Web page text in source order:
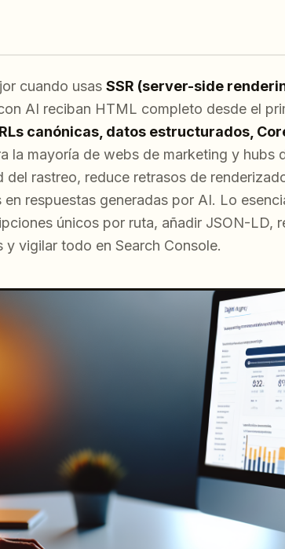
cuando usas SSR (server-side
AI reciban HTML completo desde el
canónicas, datos estructurados,
la mayoría de webs de marketing y hubs
del rastreo, reduce retrasos de
respuestas generadas por AI. Lo
únicos por ruta, añadir JSON-LD,
vigilar todo en Search Console.